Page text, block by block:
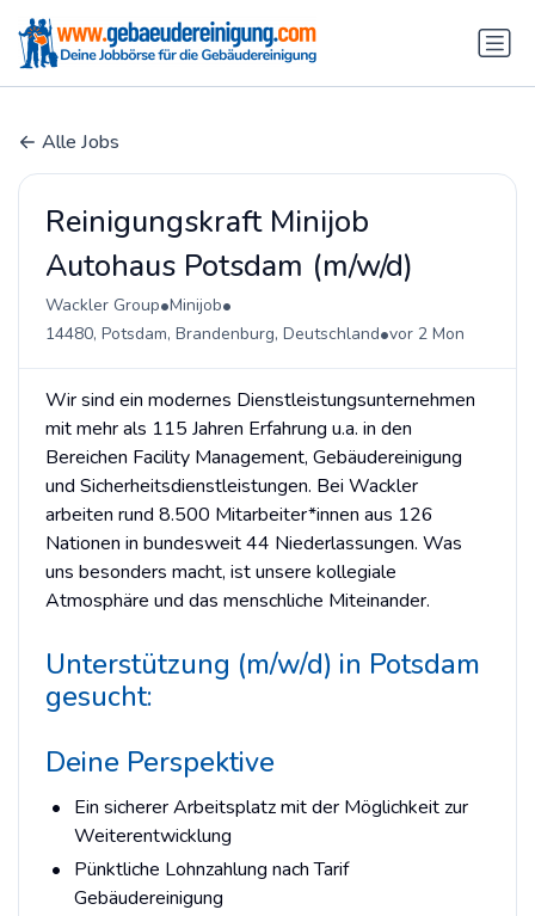
Alle Jobs
Reinigungskraft Minijob
Autohaus Potsdam (m/w/d)
Wackler Group•Minijob•
14480, Potsdam, Brandenburg, Deutschland•vor 2 Mon
Wir sind ein modernes Dienstleistungsunternehmen
mit mehr als 115 Jahren Erfahrung u.a. in den
Bereichen Facility Management, Gebäudereinigung
und Sicherheitsdienstleistungen. Bei Wackler
arbeiten rund 8.500 Mitarbeiter*innen aus 126
Nationen in bundesweit 44 Niederlassungen. Was
uns besonders macht, ist unsere kollegiale
Atmosphäre und das menschliche Miteinander.
Unterstützung (m/w/d) in Potsdam
gesucht:
Deine Perspektive
Ein sicherer Arbeitsplatz mit der Möglichkeit zur
Weiterentwicklung
Pünktliche Lohnzahlung nach Tarif
Gebäudereinigung